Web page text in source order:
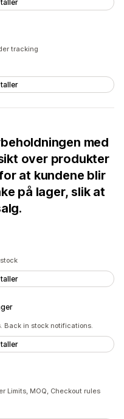
tracking
med
over produkter
at kundene blir
på lager, slik at
Back in stock notifications.
Limits, MOQ, Checkout rules